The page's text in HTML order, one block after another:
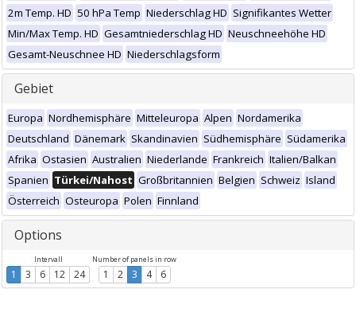
2m Temp. HD 50 hPa Temp Niederschlag HD Signifikantes Wetter
Min/Max Temp. HD Gesamtniederschlag HD Neuschneehöhe HD
Gesamt-Neuschnee HD Niederschlagsform
Gebiet
Europa Nordhemisphäre Mitteleuropa Alpen Nordamerika
Deutschland Dänemark Skandinavien Südhemisphäre Südamerika
Afrika Ostasien Australien Niederlande Frankreich Italien/Balkan
Spanien Türkei/Nahost Großbritannien Belgien Schweiz Island
Österreich Osteuropa Polen Finnland
Options
Intervall
1 3 6 12 24
Number of panels in row
1 2 3 4 6